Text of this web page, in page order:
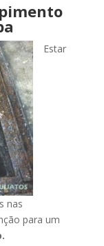
Estar
nas
para um